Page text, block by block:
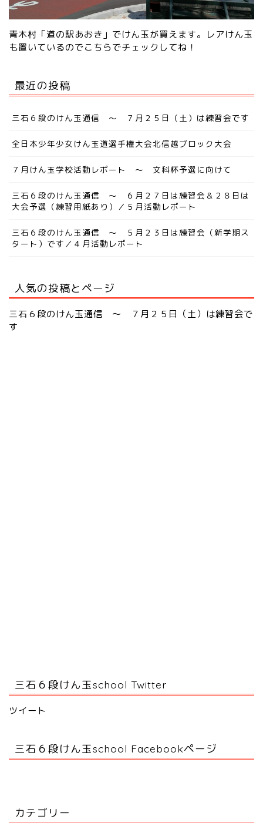
青木村「道の駅あおき」でけん玉が買えます。レアけん玉
も置いているのでこちらでチェック してね！
最近の投稿
三石６段のけん玉通信 ～ ７月２５日（土）は練習会です
全日本少年少女けん玉道選手権大会北信越ブロック大会
７月けん玉学校活動レポート ～ 文科杯予選に向けて
三石６段のけん玉通信 ～ ６月２７日は練習会＆２８日は
大会予選（練習用紙あり）／５月活動レポート
三石６段のけん玉通信 ～ ５月２３日は練習会（新学期ス
タート）です／４月活動レポート
人気の投稿とページ
三石６段のけん玉通信 ～ ７月２５日（土）は練習会で
す
三石６段けん玉school Twitter
ツイート
三石６段けん玉school Facebookページ
カテゴリー